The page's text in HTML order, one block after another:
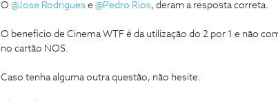
O @Jose Rodrigues e @Pedro Rios, deram a resposta correta.
O beneficio de Cinema WTF é da utilização do 2 por 1 e não
no cartão NOS.
Caso tenha alguma outra questão, não hesite.